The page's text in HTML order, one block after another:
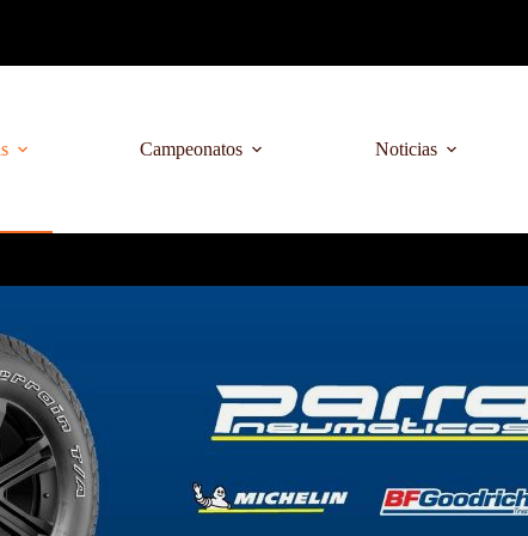
Campeonatos Noticias